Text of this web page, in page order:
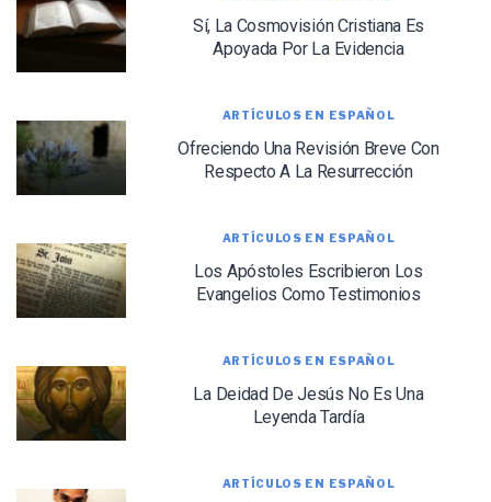
Sí, La Cosmovisión Cristiana Es
Apoyada Por La Evidencia
ARTÍCULOS EN ESPAÑOL
Ofreciendo Una Revisión Breve Con
Respecto A La Resurrección
ARTÍCULOS EN ESPAÑOL
Los Apóstoles Escribieron Los
Evangelios Como Testimonios
ARTÍCULOS EN ESPAÑOL
La Deidad De Jesús No Es Una
Leyenda Tardía
ARTÍCULOS EN ESPAÑOL
LET J. WARNER TRAIN YOU!
Subscribe to receive free briefing and training
updates from J. Warner Wallace